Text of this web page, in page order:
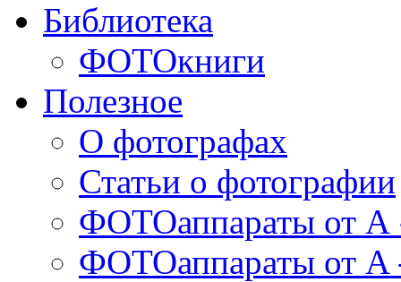
Библиотека
ФОТОкниги
Полезное
О фотографах
Статьи о фотографии
ФОТОаппараты от А
ФОТОаппараты от A